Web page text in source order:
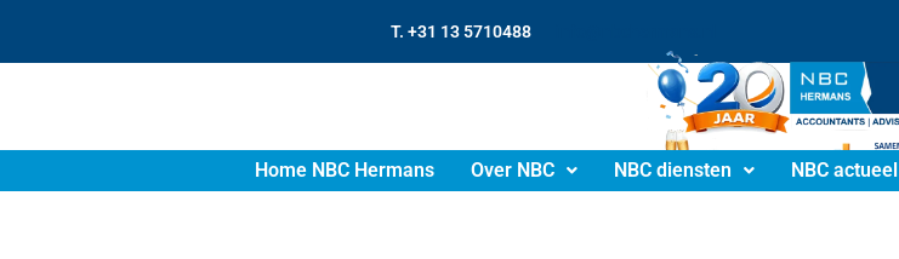
T. +31 13 5710488
Home NBC Hermans Over NBC NBC diensten NBC actueel